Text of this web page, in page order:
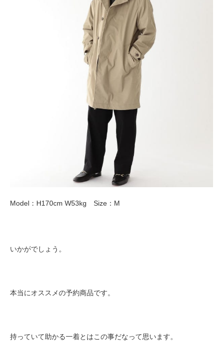
Model：H170cm W53kg Size：M
いかがでしょう。
本当にオススメの予約商品です。
持っていて助かる一着とはこの事だなって思います。